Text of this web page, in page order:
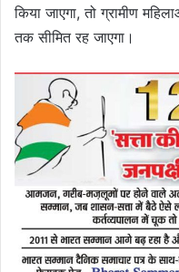
किया जाएगा, तो ग्रामीण
तक सीमित रह जाएगा।